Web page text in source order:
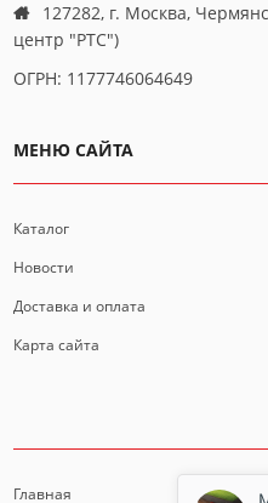
127282, г. Москва,
центр "РТС")
ОГРН: 1177746064649
МЕНЮ САЙТА
Каталог
Новости
Доставка и оплата
Карта сайта
Главная